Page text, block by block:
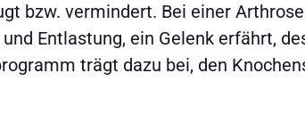
bzw. vermindert. Bei einer
Entlastung, ein Gelenk erfährt,
trägt dazu bei, den